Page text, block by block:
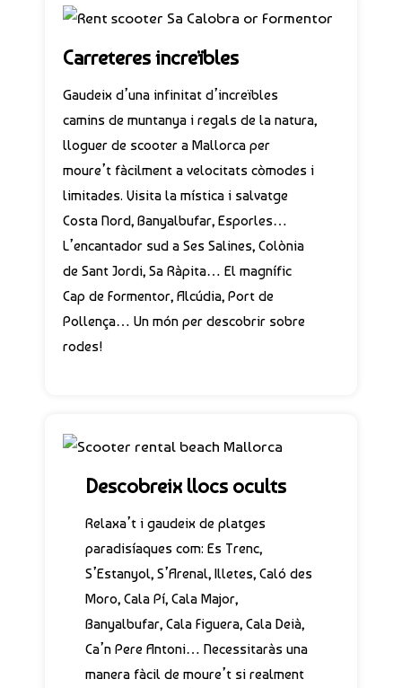
Carreteres increïbles
Gaudeix d’una infinitat d’increïbles
camins de muntanya i regals de la natura,
lloguer de scooter a Mallorca per
moure’t fàcilment a velocitats còmodes i
limitades. Visita la mística i salvatge
Costa Nord, Banyalbufar, Esporles…
L’encantador sud a Ses Salines, Colònia
de Sant Jordi, Sa Ràpita… El magnífic
Cap de Formentor, Alcúdia, Port de
Pollença… Un món per descobrir sobre
rodes!
Descobreix llocs ocults
Relaxa’t i gaudeix de platges
paradisíaques com: Es Trenc,
S’Estanyol, S’Arenal, Illetes, Caló des
Moro, Cala Pí, Cala Major,
Banyalbufar, Cala Figuera, Cala Deià,
Ca’n Pere Antoni… Necessitaràs una
manera fàcil de moure’t si realment